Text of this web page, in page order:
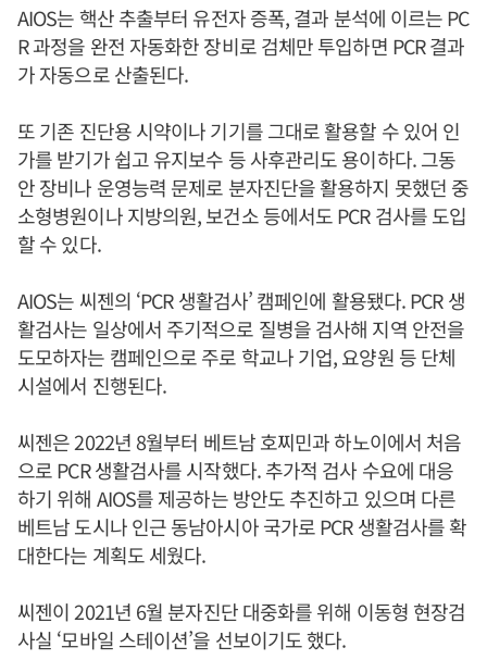
AIOS는 핵산 추출부터 유전자 증폭, 결과 분석에 이르는 PC
R 과정을 완전 자동화한 장비로 검체만 투입하면 PCR 결과
가 자동으로 산출된다.
또 기존 진단용 시약이나 기기를 그대로 활용할 수 있어 인
가를 받기가 쉽고 유지보수 등 사후관리도 용이하다. 그동
안 장비나 운영능력 문제로 분자진단을 활용하지 못했던 중
소형병원이나 지방의원, 보건소 등에서도 PCR 검사를 도입
할 수 있다.
AIOS는 씨젠의 ‘PCR 생활검사’ 캠페인에 활용됐다. PCR 생
활검사는 일상에서 주기적으로 질병을 검사해 지역 안전을
도모하자는 캠페인으로 주로 학교나 기업, 요양원 등 단체
시설에서 진행된다.
씨젠은 2022년 8월부터 베트남 호찌민과 하노이에서 처음
으로 PCR 생활검사를 시작했다. 추가적 검사 수요에 대응
하기 위해 AIOS를 제공하는 방안도 추진하고 있으며 다른
베트남 도시나 인근 동남아시아 국가로 PCR 생활검사를 확
대한다는 계획도 세웠다.
씨젠이 2021년 6월 분자진단 대중화를 위해 이동형 현장검
사실 ‘모바일 스테이션’을 선보이기도 했다.